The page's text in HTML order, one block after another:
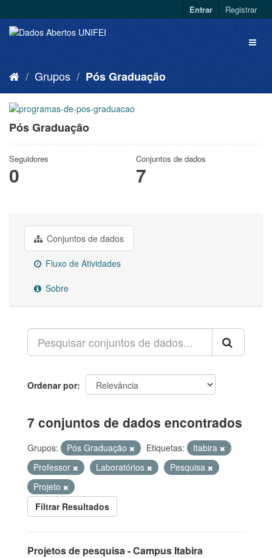
Entrar Registrar
Grupos Pós Graduação
Pós Graduação
Seguidores
0
Conjuntos de dados
7
Conjuntos de dados
Fluxo de Atividades
Sobre
Ordenar por
7 conjuntos de dados encontrados
Grupos: Pós Graduação Etiquetas:
Itabira
Professor
Laboratórios
Pesquisa
Projeto
Filtrar Resultados
Projetos de pesquisa - Campus Itabira